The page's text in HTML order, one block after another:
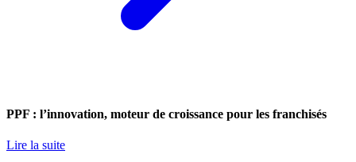
PPF : l’innovation, moteur de croissance pour les franchisés
Lire la suite